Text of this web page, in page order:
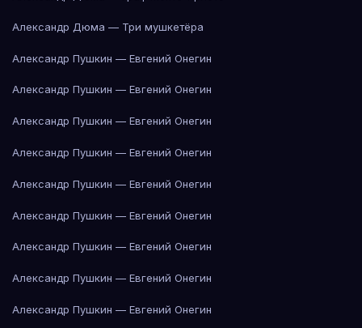
Александр Дюма — Три мушкетёра
Александр Пушкин — Евгений Онегин
Александр Пушкин — Евгений Онегин
Александр Пушкин — Евгений Онегин
Александр Пушкин — Евгений Онегин
Александр Пушкин — Евгений Онегин
Александр Пушкин — Евгений Онегин
Александр Пушкин — Евгений Онегин
Александр Пушкин — Евгений Онегин
Александр Пушкин — Евгений Онегин